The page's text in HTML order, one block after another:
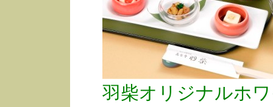
羽柴オリジナルホ